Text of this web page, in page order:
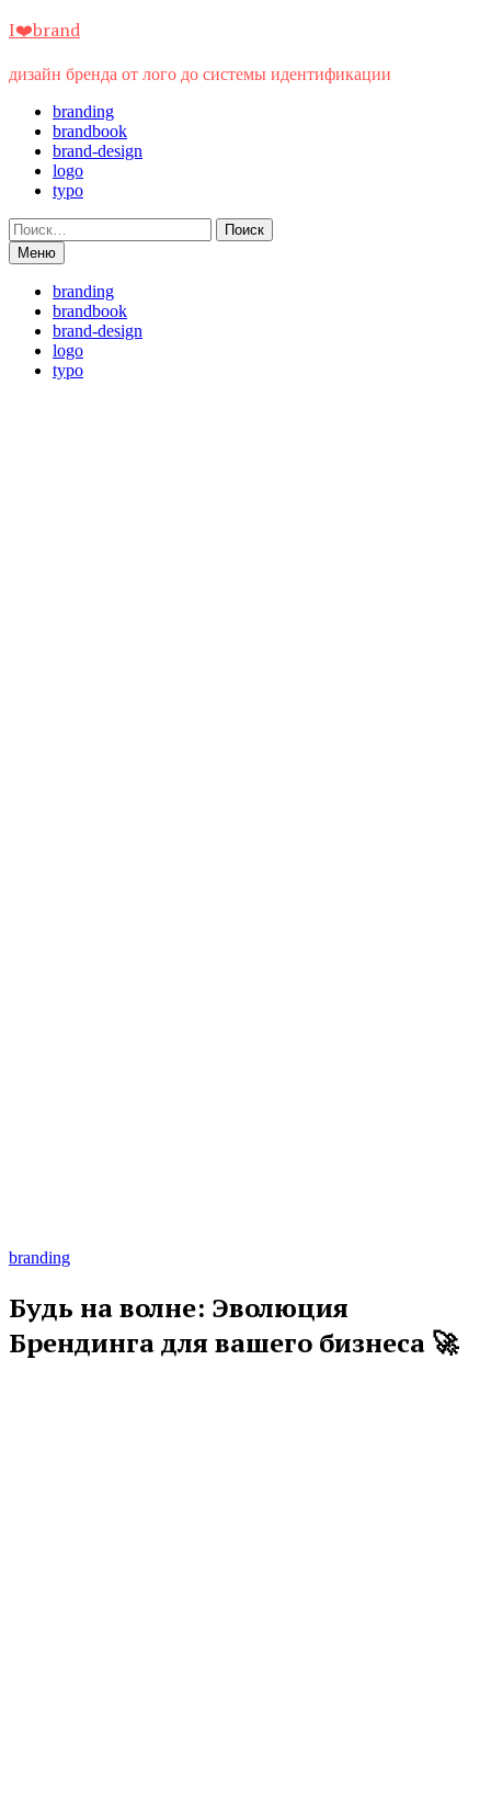
Перейти
содержимому
I❤️brand
дизайн бренда от лого до системы идентификации
branding
brandbook
brand-design
logo
typo
Найти:
Меню
branding
brandbook
brand-design
logo
typo
branding
Будь на волне: Эволюция
Брендинга для вашего бизнеса 🚀